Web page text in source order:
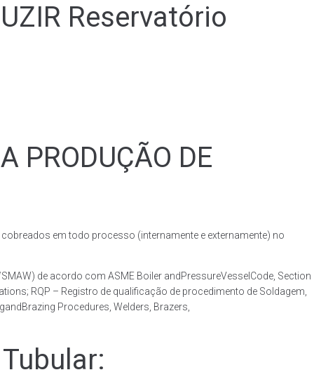
Reservatório
PRODUÇÃO DE
em todo processo (internamente e externamente) no
de acordo com ASME Boiler andPressureVesselCode, Section
RQP – Registro de qualificação de procedimento de Soldagem,
Procedures, Welders, Brazers,